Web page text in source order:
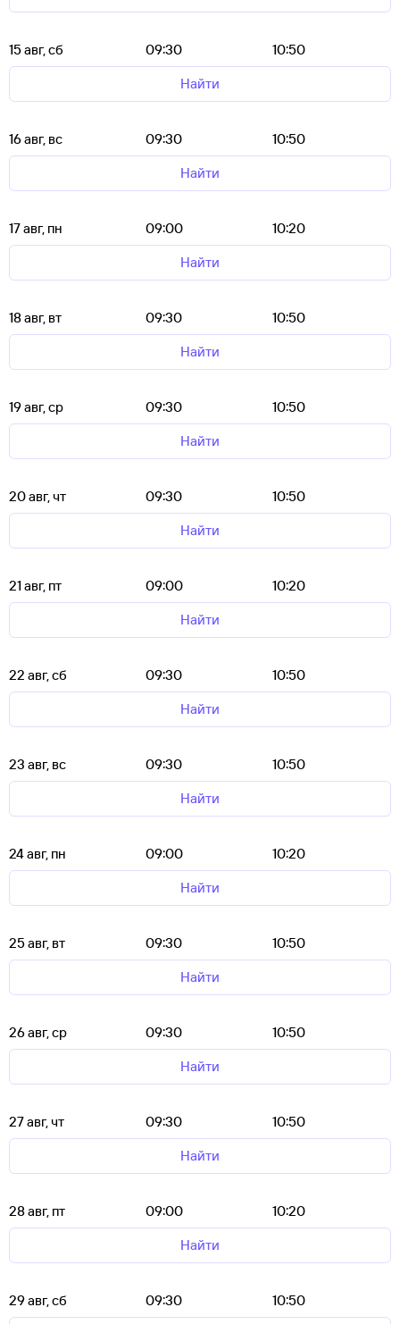
15 авг, сб 09:30
10:50
Найти
16 авг, вс 09:30
10:50
Найти
17 авг, пн 09:00
10:20
Найти
18 авг, вт 09:30
10:50
Найти
19 авг, ср 09:30
10:50
Найти
20 авг, чт 09:30
10:50
Найти
21 авг, пт 09:00
10:20
Найти
22 авг, сб 09:30
10:50
Найти
23 авг, вс 09:30
10:50
Найти
24 авг, пн 09:00
10:20
Найти
25 авг, вт 09:30
10:50
Найти
26 авг, ср 09:30
10:50
Найти
27 авг, чт 09:30
10:50
Найти
28 авг, пт 09:00
10:20
Найти
29 авг, сб 09:30
10:50